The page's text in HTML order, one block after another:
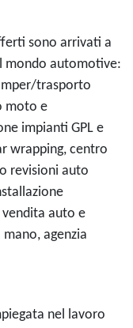
sono arrivati a
mondo automotive:
trasporto
moto e
impianti GPL e
wrapping, centro
revisioni auto
vendita auto e
agenzia
nel lavoro